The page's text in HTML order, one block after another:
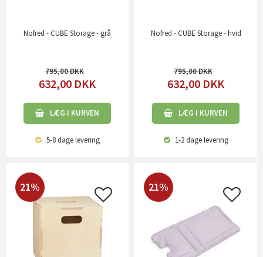
Nofred - CUBE Storage - grå
795,00
632,00 DKK
LÆG I KURVEN
5-8 dagelevering
Nofred - CUBE Storage - hvid
795,00
632,00 DKK
LÆG I KURVEN
1-2 dagelevering
21% 21%